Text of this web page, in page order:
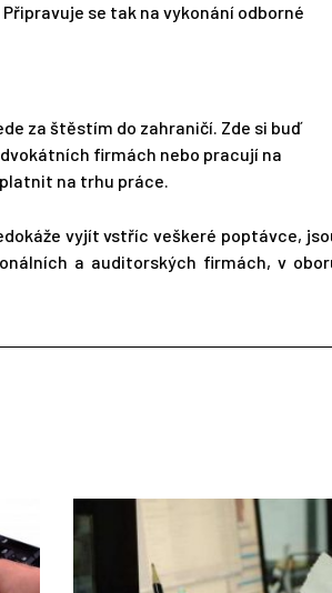
se tak na vykonání odborné
za štěstím do zahraničí. Zde si buď
firmách nebo pracují na
na trhu práce.
vyjít vstříc veškeré poptávce,
a auditorských firmách, v